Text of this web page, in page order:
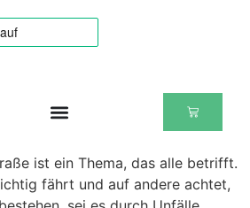
ist ein Thema, das alle betrifft.
fährt und auf andere achtet,